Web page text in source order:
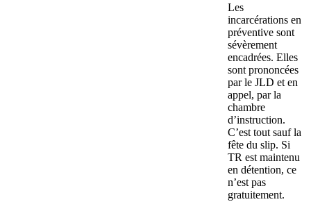
Les
incarcérations en
préventive sont
sévèrement
encadrées. Elles
sont prononcées
par le JLD et en
appel, par la
chambre
d’instruction.
C’est tout sauf la
fête du slip. Si
TR est maintenu
en détention, ce
n’est pas
gratuitement.